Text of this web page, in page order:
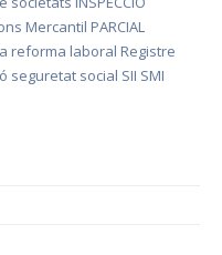
Mercantil PARCIAL
reforma laboral Registre
seguretat social SII SMI